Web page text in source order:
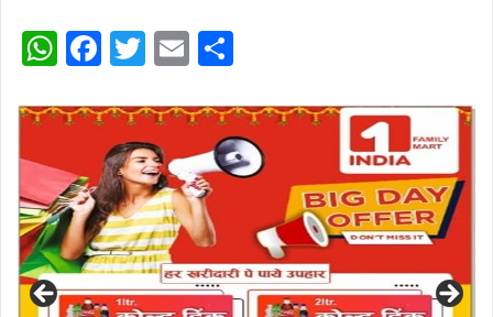
W
at
A
p
p
F
c
e
b
o
o
k
T
itt
er
E
ai
l
ar
e